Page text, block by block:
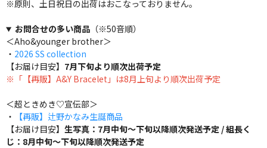
※原則、土日祝日の出荷はおこなっておりません。
お問合せの多い商品（※50音順）
＜Aho&younger brother＞
・ 2026 SS collection
【お届け目安】 7月下旬より順次出荷予定
※「【再販】A&Y Bracelet」は8月上旬より順次出荷予定
＜超ときめき♡宣伝部＞
・
【再販】辻野かなみ生誕商品
【お届け目安】 生写真：7月中旬～下旬以降順次発送予定 / 組長く
じ：8月中旬～下旬以降順次発送予定